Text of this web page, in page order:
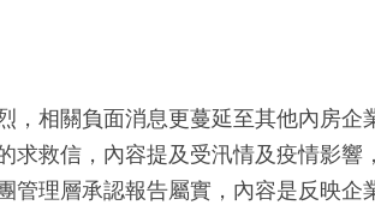
，相關負面消息更蔓延至其他內房企
求救信，內容提及受汛情及疫情影響
管理層承認報告屬實，內容是反映企